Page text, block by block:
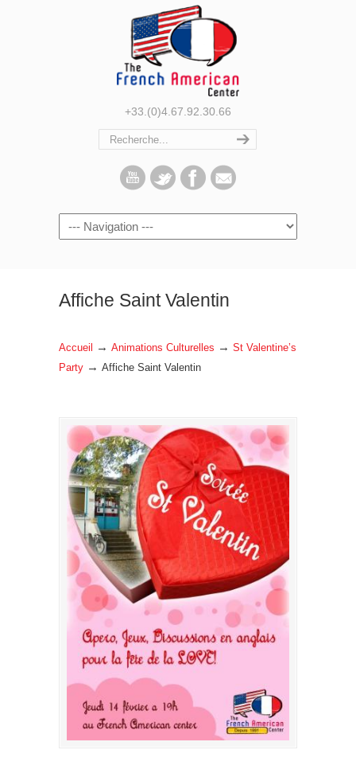
+33.(0)4.67.92.30.66
Navigation
Affiche Saint Valentin
Accueil → Animations Culturelles → St Valentine’s
Party → Affiche Saint Valentin